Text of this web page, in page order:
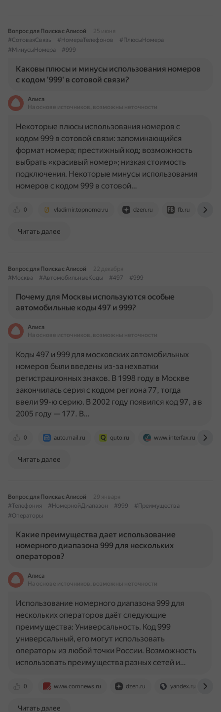
Вопрос для Поиска с Алисой
25 июня
#СотоваяСвязь
#НомераТелефонов
#ПлюсыНомера
#МинусыНомера
#999
Каковы плюсы и минусы использования номеров
с кодом '999' в сотовой связи?
Алиса
На основе источников, возможны неточности
0 vladimir.topnomer.ru dzen.ru fb.ru
Некоторые плюсы использования номеров с
кодом 999 в сотовой связи: запоминающийся
формат номера; престижный код; возможность
выбрать «красивый номер»; низкая стоимость
подключения. Некоторые минусы использования
номеров с кодом 999 в сотовой…
Читать далее
Вопрос для Поиска с Алисой
22 декабря
#Москва
#АвтомобильныеКоды #497 #999
Почему для Москвы используются особые
автомобильные коды 497 и 999?
Алиса
На основе источников, возможны неточности
0 auto.mail.ru quto.ru www.interfax.ru
Коды 497 и 999 для московских автомобильных
номеров были введены из-за нехватки
регистрационных знаков. В 1998 году в Москве
закончилась серия с кодом региона 77, тогда
ввели 99-ю серию. В 2002 году появился код 97, а в
2005 году — 177. В…
Читать далее
Вопрос для Поиска с Алисой
29 января
#Телефония
#НомернойДиапазон #999
#Преимущества
#Операторы
Какие преимущества дает использование
номерного диапазона 999 для нескольких
операторов?
Алиса
На основе источников, возможны неточности
0 www.comnews.ru dzen.ru yandex.ru
Использование номерного диапазона 999 для
нескольких операторов даёт следующие
преимущества: Универсальность. Код 999
универсальный, его могут использовать
операторы из любой точки России. Возможность
использовать преимущества разных сетей и…
Читать далее